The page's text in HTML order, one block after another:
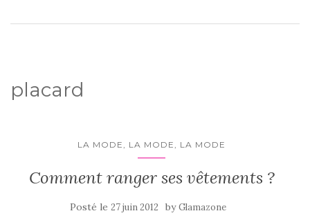
placard
LA MODE, LA MODE, LA MODE
Comment ranger ses vêtements ?
Posté le 27 juin 2012 byGlamazone